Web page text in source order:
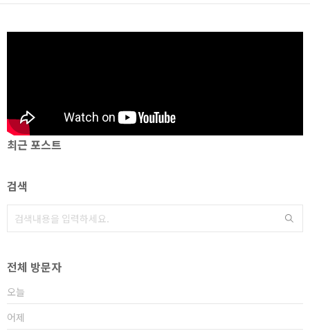
최근 포스트
검색
전체 방문자
오늘
어제